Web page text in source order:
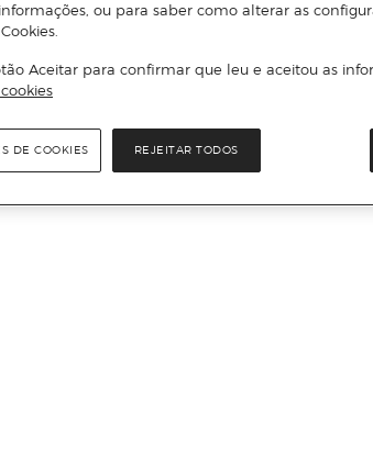
ou para saber como alterar as
Aceitar para confirmar que leu e aceitou as
REJEITAR TODOS
DE COOKIES